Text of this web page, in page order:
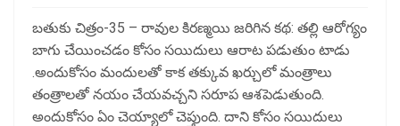
బతుకు చిత్రం-35 – రావుల కిరణ్మయి జరిగిన కథ: తల్లి ఆరోగ్యం
బాగు చేయించడం కోసం సయిదులు ఆరాట పడుతుం టాడు
.అందుకోసం మందులతో కాక తక్కువ ఖర్చులో మంత్రాలు
తంత్రాలతో నయం చేయవచ్చని సరూప ఆశపెడుతుంది.
అందుకోసం ఏం చెయ్యాలో చెప్తుంది. దాని కోసం సయిదులు